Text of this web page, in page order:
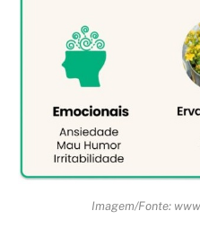
Imagem/Fonte: